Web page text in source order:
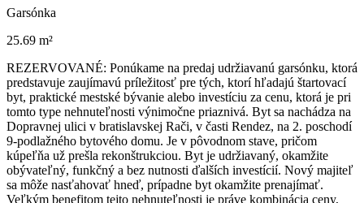
Garsónka
25.69 m²
REZERVOVANÉ: Ponúkame na predaj udržiavanú garsónku, ktorá
predstavuje zaujímavú príležitosť pre tých, ktorí hľadajú štartovací
byt, praktické mestské bývanie alebo investíciu za cenu, ktorá je pri
tomto type nehnuteľnosti výnimočne priaznivá. Byt sa nachádza na
Dopravnej ulici v bratislavskej Rači, v časti Rendez, na 2. poschodí
9-podlažného bytového domu. Je v pôvodnom stave, pričom
kúpeľňa už prešla rekonštrukciou. Byt je udržiavaný, okamžite
obývateľný, funkčný a bez nutnosti ďalších investícií. Nový majiteľ
sa môže nasťahovať hneď, prípadne byt okamžite prenajímať.
Veľkým benefitom tejto nehnuteľnosti je práve kombinácia ceny,